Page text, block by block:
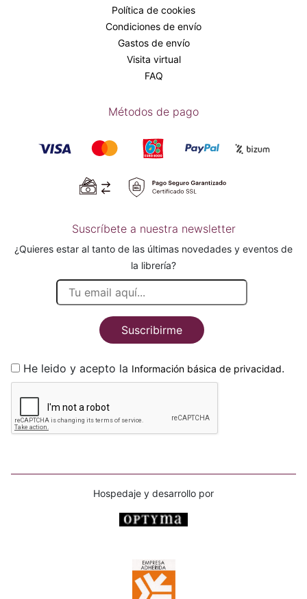
Política de cookies
Condiciones de envío
Gastos de envío
Visita virtual
FAQ
Métodos de pago
Suscríbete a nuestra newsletter
¿Quieres estar al tanto de las últimas novedades y eventos de
la librería?
Suscribirme
He leido y acepto la Información básica de privacidad.
Hospedaje y desarrollo por